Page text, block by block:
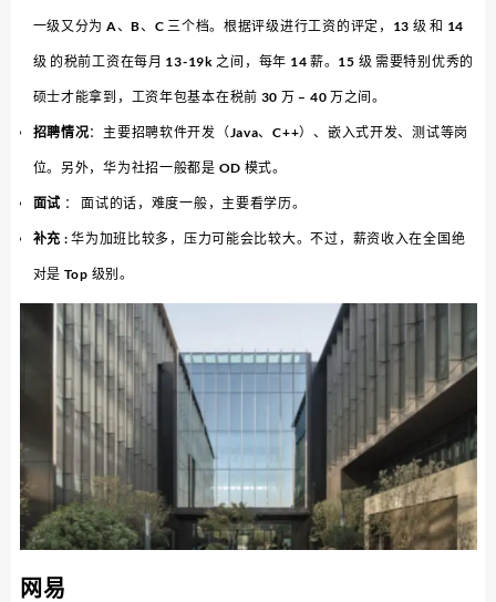
一级又分为 A、B、C 三个档。根据评级进行工资的评定，13 级 和 14
级 的税前工资在每月 13-19k 之间，每年 14 薪。15 级 需要特别优秀的
硕士才能拿到，工资年包基本在税前 30 万 – 40 万之间。
招聘情况：主要招聘软件开发（Java、C++）、嵌入式开发、测试等岗
位。另外，华为社招一般都是 OD 模式。
面试 ： 面试的话，难度一般，主要看学历。
补充 : 华为加班比较多，压力可能会比较大。不过，薪资收入在全国绝
对是 Top 级别。
网易